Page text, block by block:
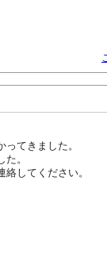
てきました。
。
してください。